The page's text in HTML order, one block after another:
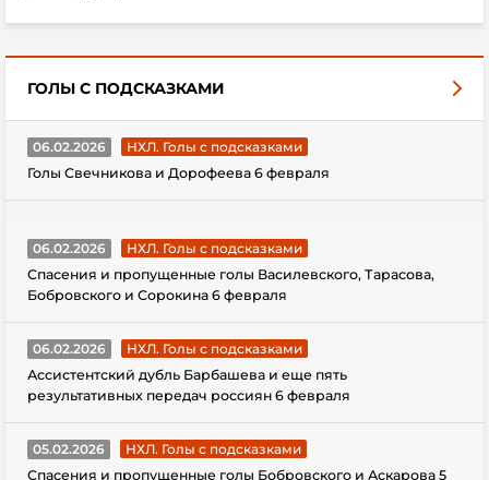
ГОЛЫ С ПОДСКАЗКАМИ
06.02.2026
НХЛ. Голы с подсказками
Голы Свечникова и Дорофеева 6 февраля
06.02.2026
НХЛ. Голы с подсказками
Спасения и пропущенные голы Василевского, Тарасова,
Бобровского и Сорокина 6 февраля
06.02.2026
НХЛ. Голы с подсказками
Ассистентский дубль Барбашева и еще пять
результативных передач россиян 6 февраля
05.02.2026
НХЛ. Голы с подсказками
Спасения и пропущенные голы Бобровского и Аскарова 5